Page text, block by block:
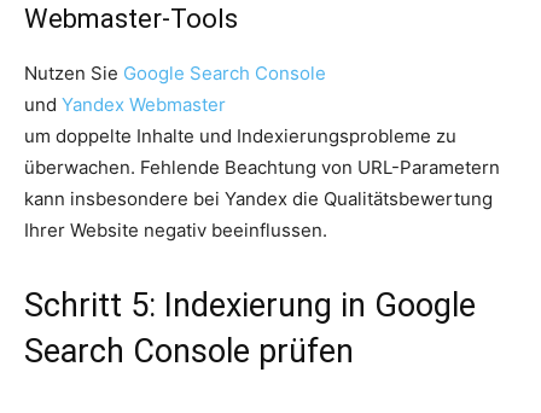
Webmaster-Tools
Nutzen Sie Google Search Console
und Yandex Webmaster
um doppelte Inhalte und Indexierungsprobleme zu
überwachen. Fehlende Beachtung von URL-Parametern
kann insbesondere bei Yandex die Qualitätsbewertung
Ihrer Website negativ beeinflussen.
Schritt 5: Indexierung in Google
Search Console prüfen